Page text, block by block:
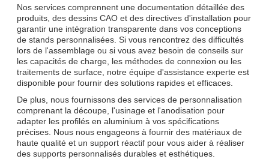
Nos services comprennent une documentation détaillée des
produits, des dessins CAO et des directives d'installation pour
garantir une intégration transparente dans vos conceptions
de stands personnalisées. Si vous rencontrez des difficultés
lors de l'assemblage ou si vous avez besoin de conseils sur
les capacités de charge, les méthodes de connexion ou les
traitements de surface, notre équipe d'assistance experte est
disponible pour fournir des solutions rapides et efficaces.
De plus, nous fournissons des services de personnalisation
comprenant la découpe, l'usinage et l'anodisation pour
adapter les profilés en aluminium à vos spécifications
précises. Nous nous engageons à fournir des matériaux de
haute qualité et un support réactif pour vous aider à réaliser
des supports personnalisés durables et esthétiques.